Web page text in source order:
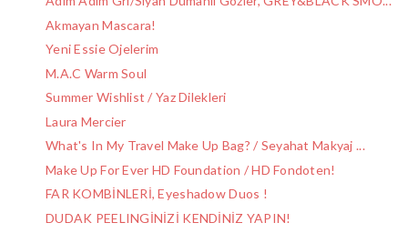
Akmayan Mascara!
Yeni Essie Ojelerim
M.A.C Warm Soul
Summer Wishlist / Yaz Dilekleri
Laura Mercier
What's In My Travel Make Up Bag? / Seyahat Makyaj ...
Make Up For Ever HD Foundation / HD Fondoten!
FAR KOMBİNLERİ, Eyeshadow Duos !
DUDAK PEELINGİNİZİ KENDİNİZ YAPIN!